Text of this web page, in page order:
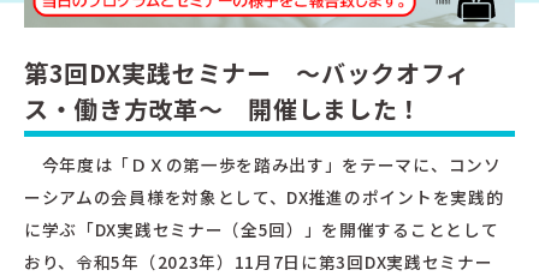
第3回DX実践セミナー ～バックオフィ
ス・働き方改革～ 開催しました！
今年度は「ＤＸの第一歩を踏み出す」をテーマに、コンソ
ーシアムの会員様を対象として、DX推進のポイントを実践的
に学ぶ「DX実践セミナー（全5回）」を開催することとして
おり、令和5年（2023年）11月7日に第3回DX実践セミナー